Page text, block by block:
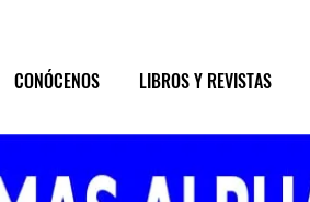
CONÓCENOS LIBROS Y REVISTAS